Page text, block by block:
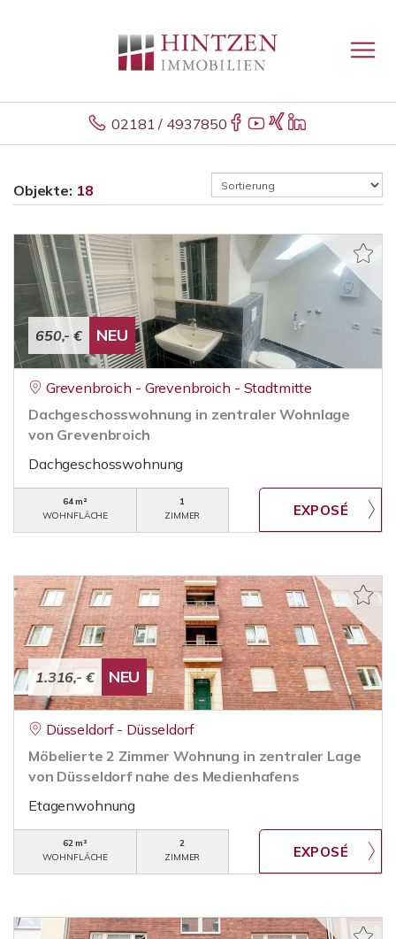
02181 / 4937850
Objekte: 18
650,- € NEU
Grevenbroich - Grevenbroich - Stadtmitte
Dachgeschosswohnung in zentraler Wohnlage
von Grevenbroich
Dachgeschosswohnung
64 m²
WOHNFLÄCHE
1
ZIMMER
1.316,- € NEU
Düsseldorf - Düsseldorf
Möbelierte 2 Zimmer Wohnung in zentraler Lage
von Düsseldorf nahe des Medienhafens
Etagenwohnung
62 m²
WOHNFLÄCHE
2
ZIMMER